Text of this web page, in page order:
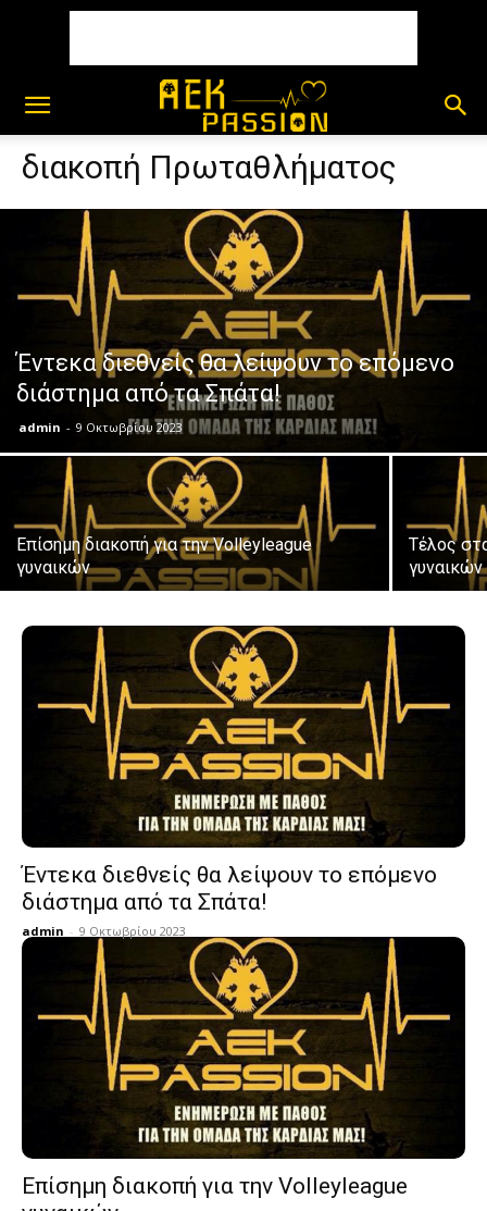
διακοπή Πρωταθλήματος
Έντεκα διεθνείς θα λείψουν το επόμενο
διάστημα από τα Σπάτα!
admin - 9 Οκτωβρίου 2023
Επίσημη διακοπή για την Volleyleague
γυναικών
Τέλος
Έντεκα διεθνείς θα λείψουν το επόμενο
διάστημα από τα Σπάτα!
admin - 9 Οκτωβρίου 2023
Επίσημη διακοπή για την Volleyleague